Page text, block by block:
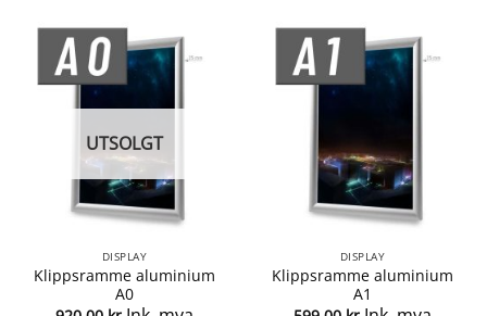
UTSOLGT
DISPLAY
Klippsramme aluminium
A0
DISPLAY
Klippsramme aluminium
A1